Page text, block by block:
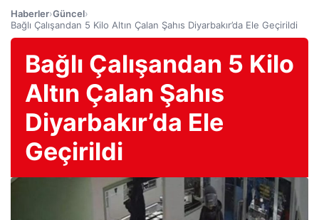
Haberler›Güncel›
Bağlı Çalışandan 5 Kilo Altın Çalan Şahıs Diyarbakır’da Ele Geçirildi
Bağlı Çalışandan 5 Kilo
Altın Çalan Şahıs
Diyarbakır’da Ele
Geçirildi